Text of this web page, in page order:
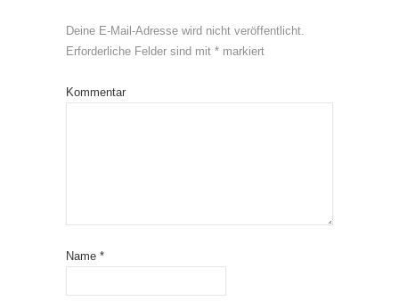
Deine E-Mail-Adresse wird nicht veröffentlicht.
Erforderliche Felder sind mit * markiert
Kommentar
Name *